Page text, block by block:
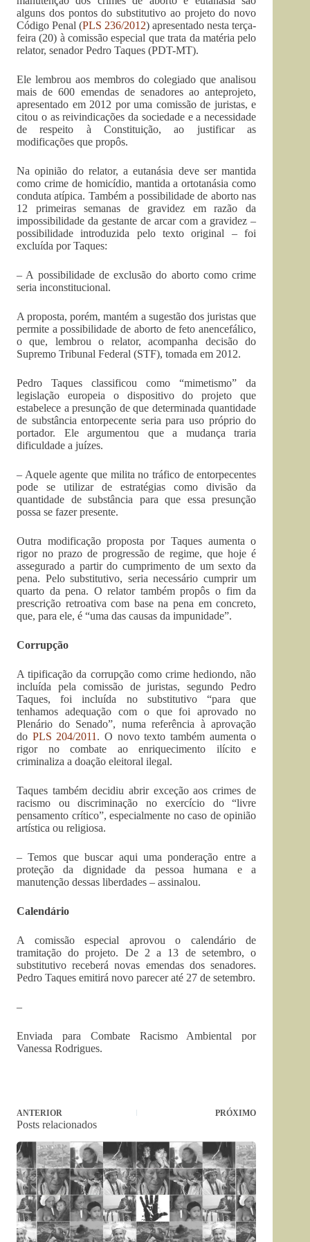
alguns dos pontos do substitutivo ao projeto do novo
Código Penal (PLS 236/2012) apresentado nesta terça-
feira (20) à comissão especial que trata da matéria pelo
relator, senador Pedro Taques (PDT-MT).
Ele lembrou aos membros do colegiado que analisou
mais de 600 emendas de senadores ao anteprojeto,
apresentado em 2012 por uma comissão de juristas, e
citou o as reivindicações da sociedade e a necessidade
de respeito à Constituição, ao justificar as
modificações que propôs.
Na opinião do relator, a eutanásia deve ser mantida
como crime de homicídio, mantida a ortotanásia como
conduta atípica. Também a possibilidade de aborto nas
12 primeiras semanas de gravidez em razão da
impossibilidade da gestante de arcar com a gravidez –
possibilidade introduzida pelo texto original – foi
excluída por Taques:
– A possibilidade de exclusão do aborto como crime
seria inconstitucional.
A proposta, porém, mantém a sugestão dos juristas que
permite a possibilidade de aborto de feto anencefálico,
o que, lembrou o relator, acompanha decisão do
Supremo Tribunal Federal (STF), tomada em 2012.
Pedro Taques classificou como “mimetismo” da
legislação europeia o dispositivo do projeto que
estabelece a presunção de que determinada quantidade
de substância entorpecente seria para uso próprio do
portador. Ele argumentou que a mudança traria
dificuldade a juízes.
– Aquele agente que milita no tráfico de entorpecentes
pode se utilizar de estratégias como divisão da
quantidade de substância para que essa presunção
possa se fazer presente.
Outra modificação proposta por Taques aumenta o
rigor no prazo de progressão de regime, que hoje é
assegurado a partir do cumprimento de um sexto da
pena. Pelo substitutivo, seria necessário cumprir um
quarto da pena. O relator também propôs o fim da
prescrição retroativa com base na pena em concreto,
que, para ele, é “uma das causas da impunidade”.
Corrupção
A tipificação da corrupção como crime hediondo, não
incluída pela comissão de juristas, segundo Pedro
Taques, foi incluída no substitutivo “para que
tenhamos adequação com o que foi aprovado no
Plenário do Senado”, numa referência à aprovação
do PLS 204/2011 . O novo texto também aumenta o
rigor no combate ao enriquecimento ilícito e
criminaliza a doação eleitoral ilegal.
Taques também decidiu abrir exceção aos crimes de
racismo ou discriminação no exercício do “livre
pensamento crítico”, especialmente no caso de opinião
artística ou religiosa.
– Temos que buscar aqui uma ponderação entre a
proteção da dignidade da pessoa humana e a
manutenção dessas liberdades – assinalou.
Calendário
A comissão especial aprovou o calendário de
tramitação do projeto. De 2 a 13 de setembro, o
substitutivo receberá novas emendas dos senadores.
Pedro Taques emitirá novo parecer até 27 de setembro.
–
Enviada para Combate Racismo Ambiental por
Vanessa Rodrigues.
ANTERIOR PRÓXIMO
Posts relacionados